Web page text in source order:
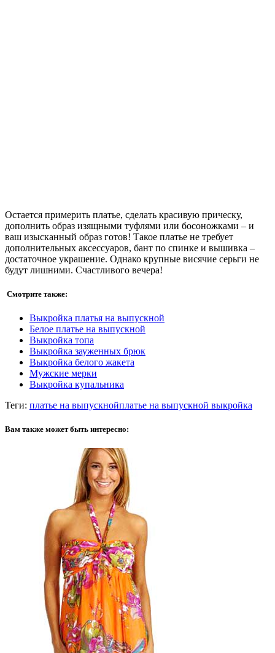
Остается примерить платье, сделать красивую прическу,
дополнить образ изящными туфлями или босоножками – и
ваш изысканный образ готов! Такое платье не требует
дополнительных аксессуаров, бант по спинке и вышивка –
достаточное украшение. Однако крупные висячие серьги не
будут лишними. Счастливого вечера!
Смотрите также:
Выкройка платья на выпускной
Белое платье на выпускной
Выкройка топа
Выкройка зауженных брюк
Выкройка белого жакета
Мужские мерки
Выкройка купальника
Теги: платье на выпускнойплатье на выпускной выкройка
Вам также может быть интересно: